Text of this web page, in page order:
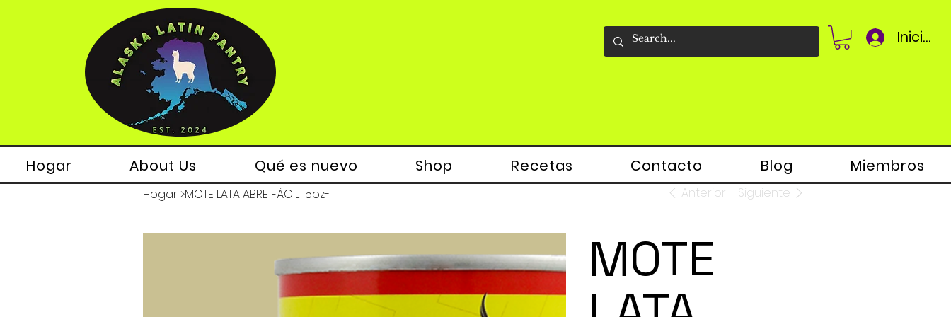
Iniciar
Hogar About Us Qué es nuevo Shop Recetas Contacto Blog Miembros
Hogar >MOTE LATA ABRE FÁCIL 15oz- Anterior Siguiente
MOTE